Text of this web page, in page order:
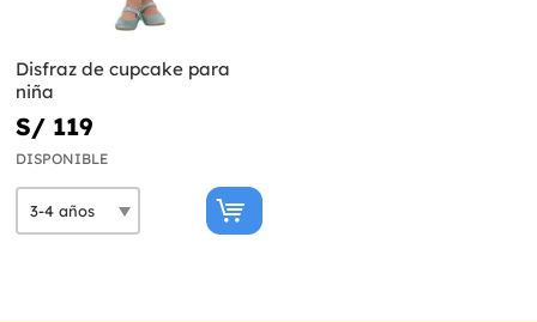
Disfraz de cupcake para
niña
S/ 119
DISPONIBLE